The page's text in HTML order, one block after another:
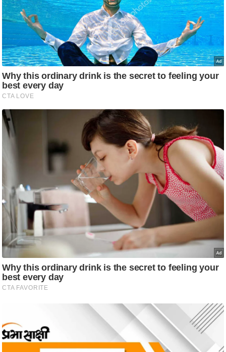
प
रा
ज
नी
ति
वि
श्ले
ण
स
यि
क
मा
तृ
भू
मि
स्तं
भ
.
आ